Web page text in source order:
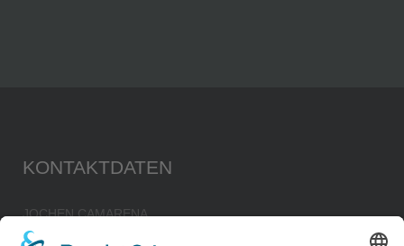
KONTAKTDATEN
JOCHEN CAMARENA
Ingenieurbüro für Bauwesen